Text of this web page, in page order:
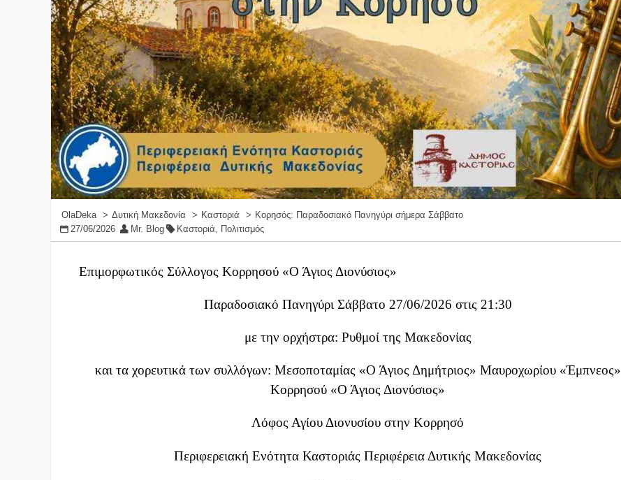
OlaDeka Δυτική Μακεδονία Καστοριά
Κορησός: Παραδοσιακό Πανηγύρι σήμερα Σάββατο
27/06/2026
Mr. Blog Καστοριά Πολιτισμός
Επιμορφωτικός Σύλλογος Κορρησού «Ο Άγιος Διονύσιος»
Παραδοσιακό Πανηγύρι Σάββατο 27/06/2026 στις 21:30
με την ορχήστρα: Ρυθμοί της Μακεδονίας
και τα χορευτικά των συλλόγων: Μεσοποταμίας «Ο Άγιος Δημήτριος» Μαυροχωρίου «Έμπνεος»
Κορρησού «Ο Άγιος Διονύσιος»
Λόφος Αγίου Διονυσίου στην Κορρησό
Περιφερειακή Ενότητα Καστοριάς Περιφέρεια Δυτικής Μακεδονίας